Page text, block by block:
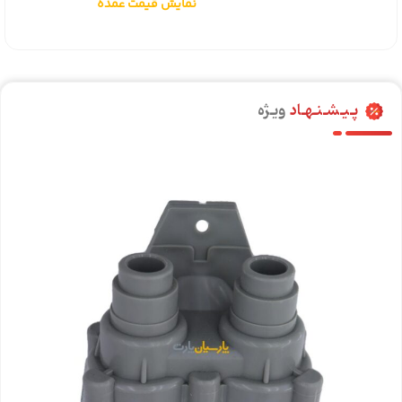
نمایش قیمت عمده
پـیـشـنـهـادویـژه